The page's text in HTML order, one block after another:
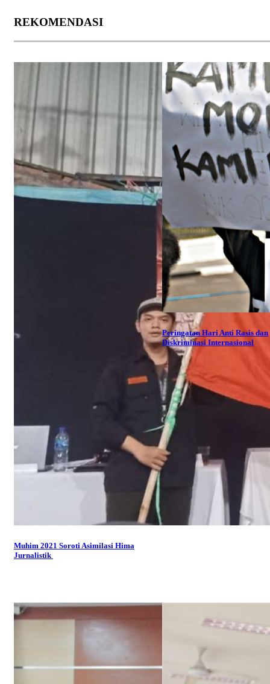
REKOMENDASI
Muhim 2021 Soroti Asimilasi Hima
Jurnalistik
Peringatan Hari Anti Rasis dan
Diskriminasi Internasional